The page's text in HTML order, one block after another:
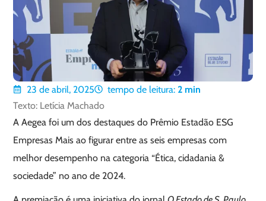
23 de abril, 2025 tempo de leitura: 2 min
Texto: Letícia Machado
A Aegea foi um dos destaques do Prêmio Estadão ESG
Empresas Mais ao figurar entre as seis empresas com
melhor desempenho na categoria “Ética, cidadania &
sociedade” no ano de 2024.